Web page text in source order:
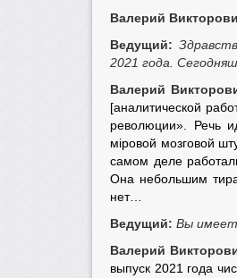
Валерий
Ведущий:
2021 года.
Валерий
[аналитической
революции». Речь
мiровой мозговой
самом деле
Она небольшим
нет…
Ведущий: Вы
Валерий
выпуск 2021 года